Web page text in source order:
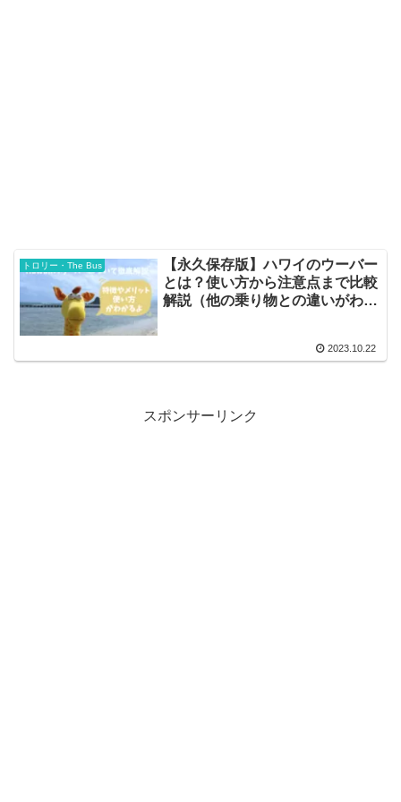
トロリー・The Bus
【永久保存版】ハワイのウーバー
とは？使い方から注意点まで比較
解説（他の乗り物との違いがわか
2023.10.22
スポンサーリンク